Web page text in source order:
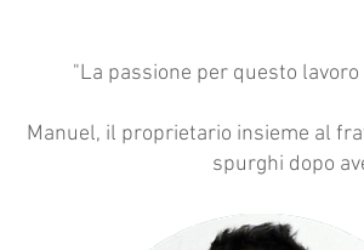
"La passione per questo
Manuel, il proprietario insieme al
spurghi dopo